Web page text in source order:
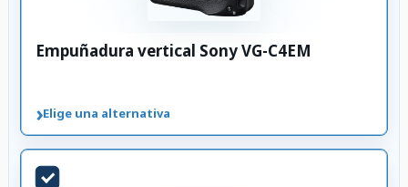
Empuñadura vertical Sony VG-C4EM
›Elige una alternativa